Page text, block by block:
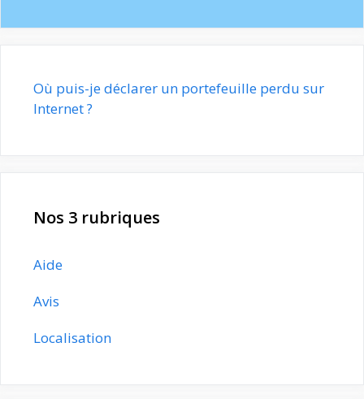
Où puis-je déclarer un portefeuille perdu sur
Internet ?
Nos 3 rubriques
Aide
Avis
Localisation